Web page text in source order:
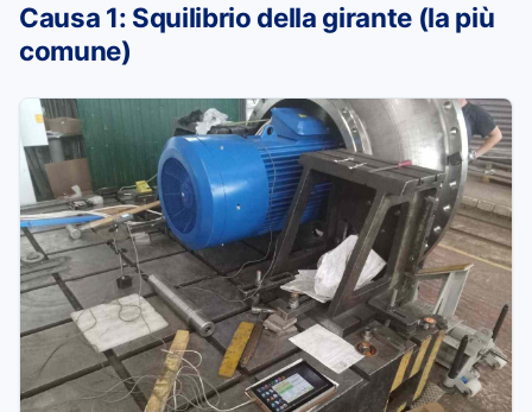
Causa 1: Squilibrio della girante (la più
comune)